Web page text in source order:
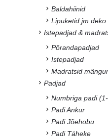
Baldahiinid
Lipuketid jm deko
Istepadjad &
Põrandapadjad
Istepadjad
Madratsid
Padjad
Numbriga padi
Padi Ankur
Padi Jõehobu
Padi Täheke